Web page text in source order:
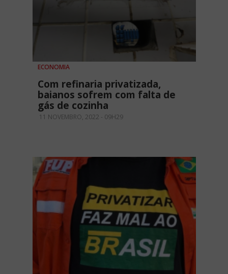
ECONOMIA
Com refinaria privatizada,
baianos sofrem com falta de
gás de cozinha
11 NOVEMBRO, 2022 - 09H29